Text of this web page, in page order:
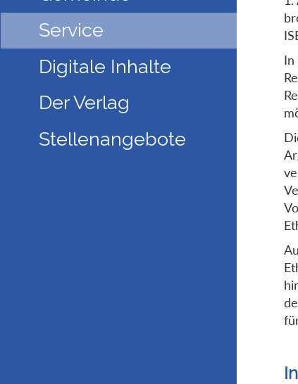
Service
Digitale Inhalte
Der Verlag
Stellenangebote
In